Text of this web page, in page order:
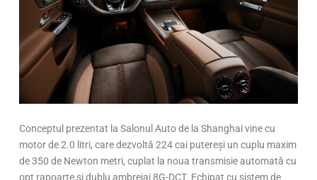
Conceptul prezentat la Salonul Auto de la Shanghai vine cu
motor de 2.0 litri, care dezvoltă 224 cai putereși un cuplu maxim
de 350 de Newton metri, cuplat la noua transmisie automată cu
opt rapoarte și dublu ambreiaj 8G-DCT. Echipat cu sistem de